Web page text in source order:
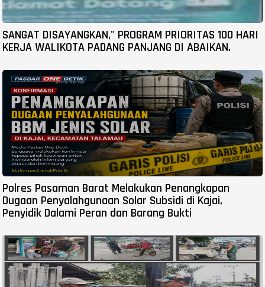
SANGAT DISAYANGKAN," PROGRAM PRIORITAS 100 HARI
KERJA WALIKOTA PADANG PANJANG DI ABAIKAN.
Polres Pasaman Barat Melakukan Penangkapan
Dugaan Penyalahgunaan Solar Subsidi di Kajai,
Penyidik Dalami Peran dan Barang Bukti